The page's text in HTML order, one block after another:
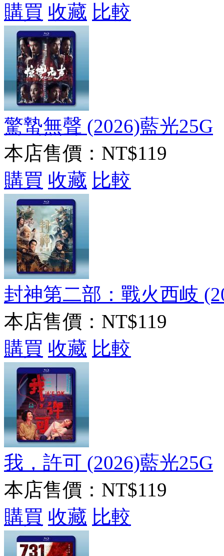
購買 收藏 比較
驚蟄無聲 (2026)藍光25G
本店售價： NT$119
購買 收藏 比較
封神第二部：戰火西岐
本店售價： NT$119
購買 收藏 比較
我，許可 (2026)藍光25G
本店售價： NT$119
購買 收藏 比較